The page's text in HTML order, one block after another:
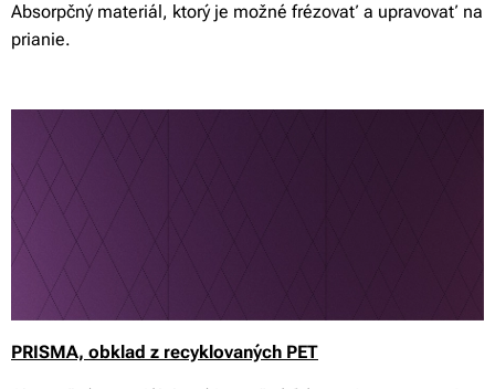
Absorpčný materiál, ktorý je možné frézovať a upravovať na
prianie.
PRISMA, obklad z recyklovaných PET